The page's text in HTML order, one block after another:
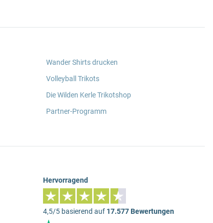
Wander Shirts drucken
Volleyball Trikots
Die Wilden Kerle Trikotshop
Partner-Programm
Hervorragend
4,5/5 basierend auf 17.577 Bewertungen